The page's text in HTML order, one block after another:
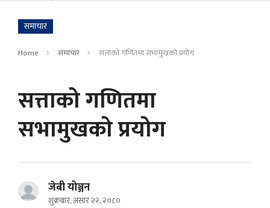
समाचार
Home समाचार सत्ताको गणितमा सभामुखको प्रयोग
सत्ताको गणितमा
सभामुखको प्रयोग
जेबी योञ्जन
शुक्रबार, असार २२, २०८०